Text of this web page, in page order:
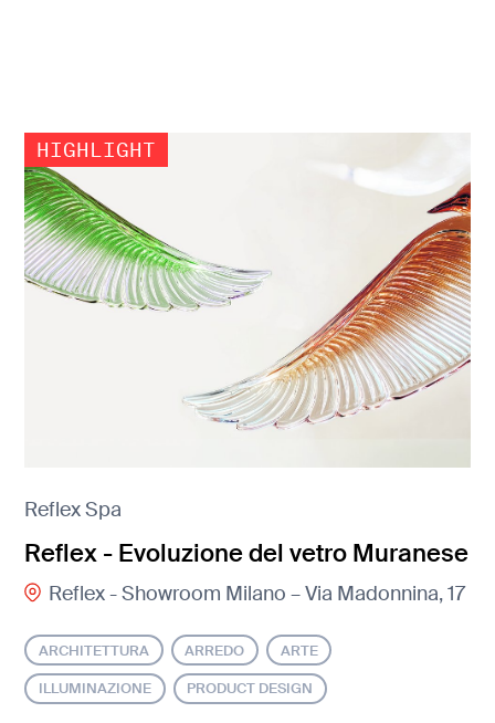
Reflex Spa
Reflex - Evoluzione del vetro Muranese
Reflex - Showroom Milano – Via Madonnina, 17
ARCHITETTURA ARREDO ARTE
ILLUMINAZIONE PRODUCT DESIGN